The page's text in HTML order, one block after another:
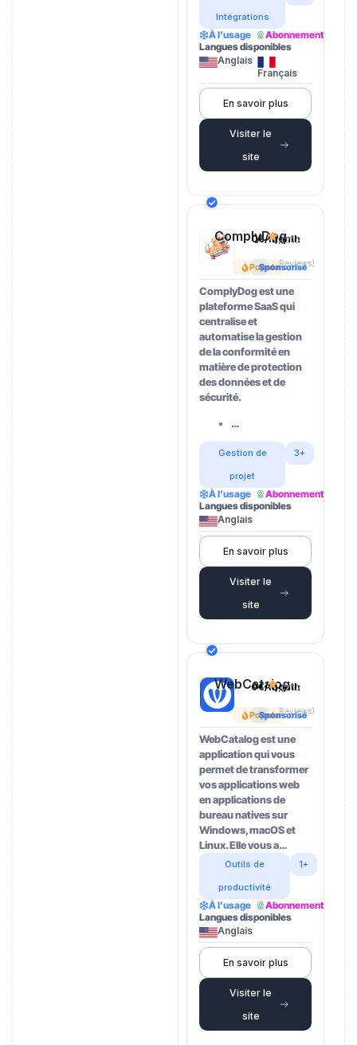
Intégrations
À l’usage
Abonnement
Langues disponibles
Anglais
Français
En savoir plus
Visiter le
site
ComplyDog
Popular
Sponsorisé
0€/month
4.5(202
Reviews)
ComplyDog est une
plateforme SaaS qui
centralise et
automatise la gestion
de la conformité en
matière de protection
des données et de
sécurité.
…
Gestion de
projet
3+
À l’usage
Abonnement
Langues disponibles
Anglais
En savoir plus
Visiter le
site
WebCatalog
Popular
Sponsorisé
0€/month
4.5(202
Reviews)
WebCatalog est une
application qui vous
permet de transformer
vos applications web
en applications de
bureau natives sur
Windows, macOS et
Linux. Elle vous a…
Outils de
productivité
1+
À l’usage
Abonnement
Langues disponibles
Anglais
En savoir plus
Visiter le
site